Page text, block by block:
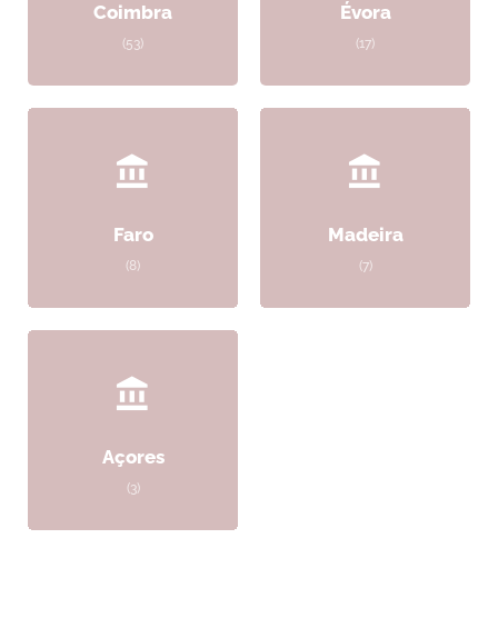
Coimbra
(53)
Évora
(17)
Faro
(8)
Madeira
(7)
Açores
(3)